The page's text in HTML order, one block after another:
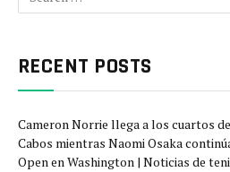
RECENT POSTS
Cameron Norrie llega a los cuartos
Cabos mientras Naomi Osaka
Open en Washington | Noticias de